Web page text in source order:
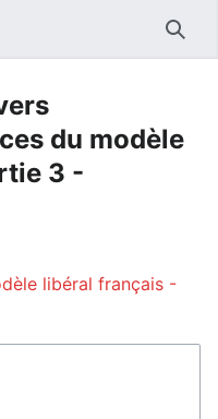
du modèle
3 -
libéral français -